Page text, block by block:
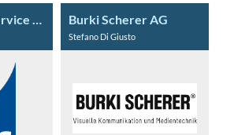
Burki Scherer AG
Stefano Di Giusto